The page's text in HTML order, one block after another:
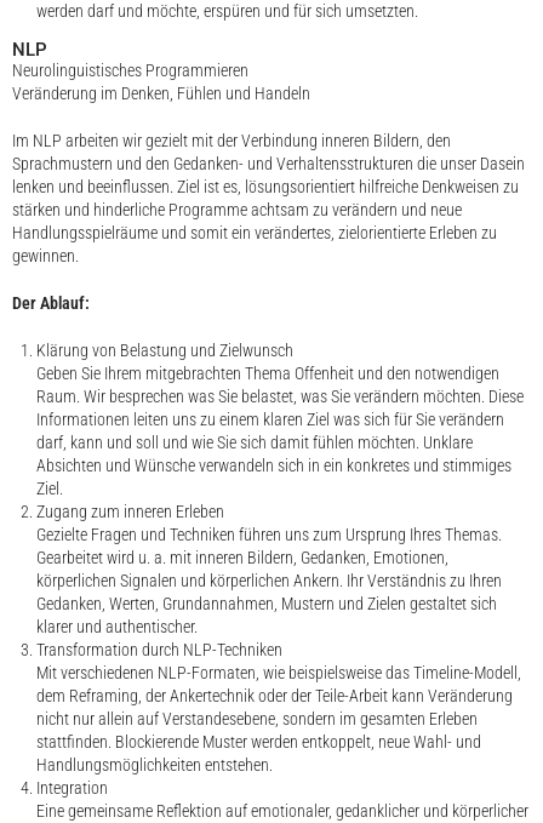
werden darf und möchte, erspüren und für sich umsetzten.
NLP
Neurolinguistisches Programmieren
Veränderung im Denken, Fühlen und Handeln
Im NLP arbeiten wir gezielt mit der Verbindung inneren Bildern, den
Sprachmustern und den Gedanken- und Verhaltensstrukturen die unser Dasein
lenken und beeinflussen. Ziel ist es, lösungsorientiert hilfreiche Denkweisen zu
stärken und hinderliche Programme achtsam zu verändern und neue
Handlungsspielräume und somit ein verändertes, zielorientierte Erleben zu
gewinnen.
Der Ablauf:
Klärung von Belastung und Zielwunsch
Geben Sie Ihrem mitgebrachten Thema Offenheit und den notwendigen
Raum. Wir besprechen was Sie belastet, was Sie verändern möchten. Diese
Informationen leiten uns zu einem klaren Ziel was sich für Sie verändern
darf, kann und soll und wie Sie sich damit fühlen möchten. Unklare
Absichten und Wünsche verwandeln sich in ein konkretes und stimmiges
Ziel.
Zugang zum inneren Erleben
Gezielte Fragen und Techniken führen uns zum Ursprung Ihres Themas.
Gearbeitet wird u. a. mit inneren Bildern, Gedanken, Emotionen,
körperlichen Signalen und körperlichen Ankern. Ihr Verständnis zu Ihren
Gedanken, Werten, Grundannahmen, Mustern und Zielen gestaltet sich
klarer und authentischer.
Transformation durch NLP-Techniken
Mit verschiedenen NLP-Formaten, wie beispielsweise das Timeline-Modell,
dem Reframing, der Ankertechnik oder der Teile-Arbeit kann Veränderung
nicht nur allein auf Verstandesebene, sondern im gesamten Erleben
stattfinden. Blockierende Muster werden entkoppelt, neue Wahl- und
Handlungsmöglichkeiten entstehen.
Integration
Eine gemeinsame Reflektion auf emotionaler, gedanklicher und körperlicher